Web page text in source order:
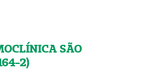
SÃO
2)